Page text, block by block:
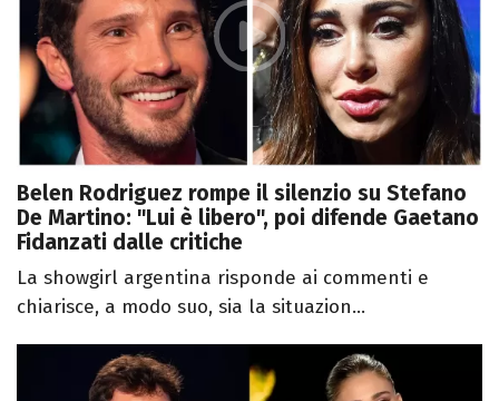
Belen Rodriguez rompe il silenzio su Stefano
De Martino: "Lui è libero", poi difende Gaetano
Fidanzati dalle critiche
La showgirl argentina risponde ai commenti e
chiarisce, a modo suo, sia la situazion...